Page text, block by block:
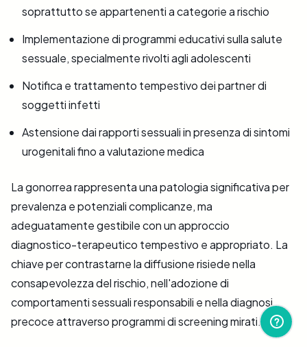
soprattutto se appartenenti a categorie a rischio
Implementazione di programmi educativi sulla salute
sessuale, specialmente rivolti agli adolescenti
Notifica e trattamento tempestivo dei partner di
soggetti infetti
Astensione dai rapporti sessuali in presenza di sintomi
urogenitali fino a valutazione medica
La gonorrea rappresenta una patologia significativa per
prevalenza e potenziali complicanze, ma
adeguatamente gestibile con un approccio
diagnostico-terapeutico tempestivo e appropriato. La
chiave per contrastarne la diffusione risiede nella
consapevolezza del rischio, nell'adozione di
comportamenti sessuali responsabili e nella diagnosi
precoce attraverso programmi di screening mirati.